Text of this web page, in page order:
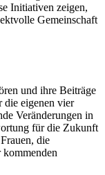
Initiativen zeigen,
Gemeinschaft
und ihre Beiträge
die eigenen vier
Veränderungen in
für die Zukunft
die